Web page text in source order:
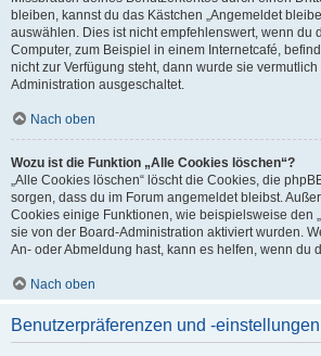
bleiben, kannst du das Kästchen „Angemeldet
auswählen. Dies ist nicht empfehlenswert, wenn du
Computer, zum Beispiel in einem Internetcafé,
nicht zur Verfügung steht, dann wurde sie
Administration ausgeschaltet.
Nach oben
Wozu ist die Funktion „Alle Cookies löschen“?
„Alle Cookies löschen“ löscht die Cookies, die
sorgen, dass du im Forum angemeldet bleibst.
Cookies einige Funktionen, wie beispielsweise den
sie von der Board-Administration aktiviert wurden.
An- oder Abmeldung hast, kann es helfen, wenn du
Nach oben
Benutzerpräferenzen und -einstellungen